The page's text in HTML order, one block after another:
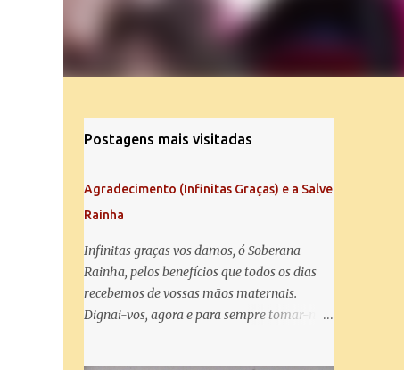
Postagens mais visitadas
Agradecimento (Infinitas Graças) e a Salve
Rainha
Infinitas graças vos damos, ó Soberana
Rainha, pelos benefícios que todos os dias
recebemos de vossas mãos maternais.
Dignai-vos, agora e para sempre tomar-nos